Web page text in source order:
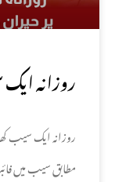
روزانہ
کن فوائد،
روزانہ ایک سیب
مطابق سیب میں